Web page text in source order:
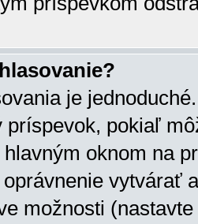
je
príspevok, pokiaľ
hlavným oknom na
vytvárať
možnosti